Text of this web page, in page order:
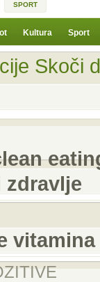
SPORT
Kultura Sport
Skoči